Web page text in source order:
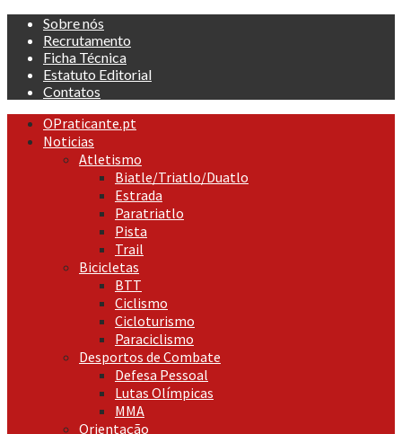
Skip
content
Sobre nós
Recrutamento
Ficha Técnica
Estatuto Editorial
Contatos
Primary
Menu
OPraticante.pt
Noticias
Atletismo
Biatle/Triatlo/Duatlo
Estrada
Paratriatlo
Pista
Trail
Bicicletas
BTT
Ciclismo
Cicloturismo
Paraciclismo
Desportos de Combate
Defesa Pessoal
Lutas Olímpicas
MMA
Orientação